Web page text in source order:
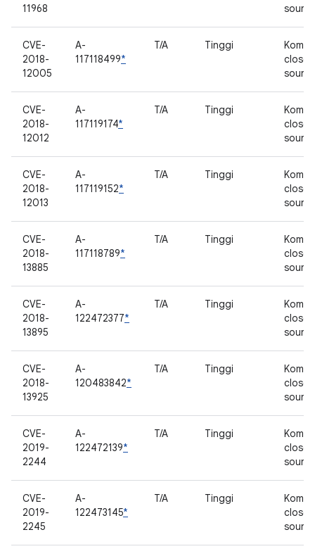
11968
source
CVE-
2018-
12005
A-
117118499*
T/A Tinggi
closed
source
CVE-
2018-
12012
A-
117119174*
T/A Tinggi
closed
source
CVE-
2018-
12013
A-
117119152*
T/A Tinggi
closed
source
CVE-
2018-
13885
A-
117118789*
T/A Tinggi
closed
source
CVE-
2018-
13895
A-
122472377*
T/A Tinggi
closed
source
CVE-
2018-
13925
A-
120483842*
T/A Tinggi
closed
source
CVE-
2019-
2244
A-
122472139*
T/A Tinggi
closed
source
CVE-
2019-
2245
A-
122473145*
T/A Tinggi
closed
source